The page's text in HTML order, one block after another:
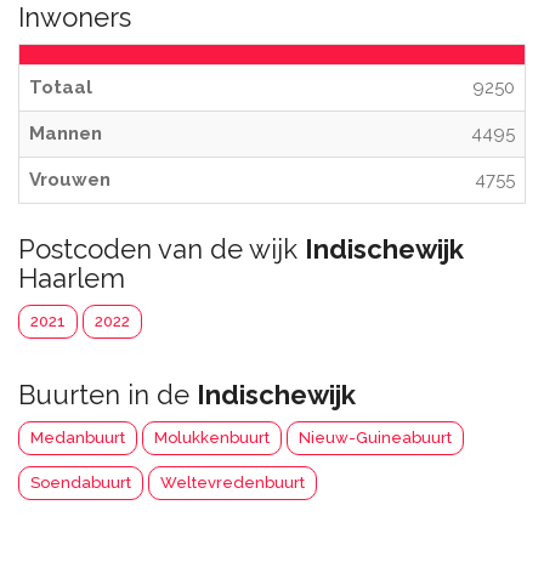
Inwoners
Totaal 9250
Mannen 4495
Vrouwen 4755
Postcoden van de wijk Indischewijk
Haarlem
2021 2022
Buurten in de Indischewijk
Medanbuurt Molukkenbuurt Nieuw-Guineabuurt
Soendabuurt Weltevredenbuurt